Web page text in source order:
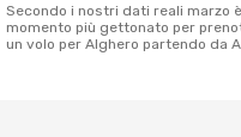
Secondo i nostri dati reali marzo è il
momento più gettonato per
un volo per Alghero partendo da